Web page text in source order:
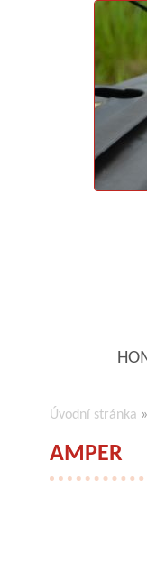
Úvodní stránka »
AMPER